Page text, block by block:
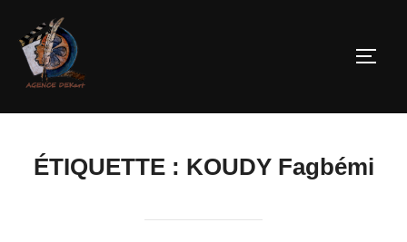
ÉTIQUETTE : KOUDY Fagbémi